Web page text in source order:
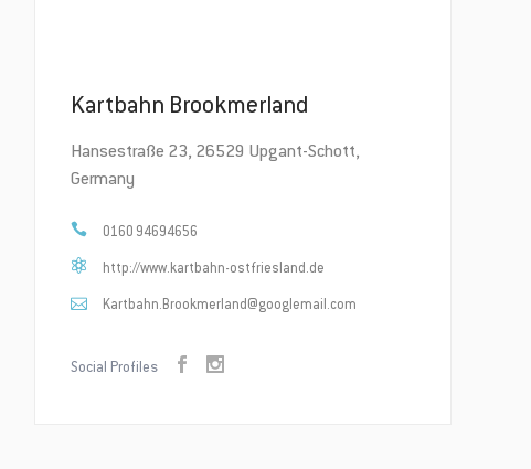
Kartbahn Brookmerland
Hansestraße 23, 26529 Upgant-Schott,
Germany
0160 94694656
http://www.kartbahn-ostfriesland.de
Kartbahn.Brookmerland@googlemail.com
Social Profiles
✕